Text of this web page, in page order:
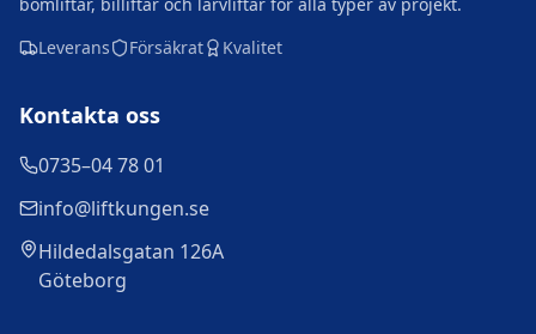
Leverans
Försäkrat Kvalitet
Kontakta oss
0735–04 78 01
info@liftkungen.se
Hildedalsgatan 126A
Göteborg